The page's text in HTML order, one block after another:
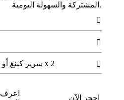
.اﻟﻤﺸﺘﺮﻛﺔ واﻟﺴﻬﻮﻟﺔ اﻟﻴﻮﻣﻴﺔ


 2 x سرير كينغ أو 2 سريران منفصلان (توأم)
احجز الآن
اعرف